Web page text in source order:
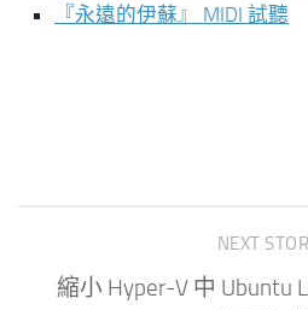
『永遠的伊蘇』 MIDI 試聽
NEXT
縮小 Hyper-V 中 Ubuntu